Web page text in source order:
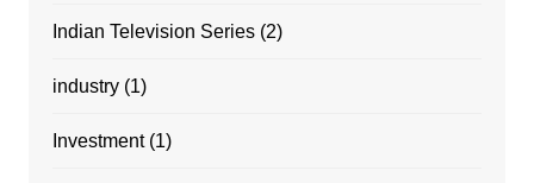
Indian Television Series(2)
industry(1)
Investment(1)